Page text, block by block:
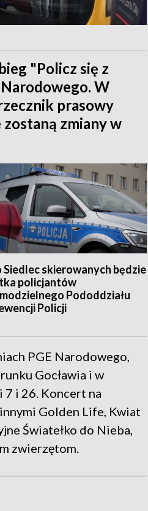
"Policz się z
W
prasowy
zmiany w
Siedlec skierowanych będzie
policjantów
Pododdziału
Policji
PGE Narodowego,
Gocławia i w
i 26. Koncert na
Golden Life, Kwiat
Światełko do Nieba,
zwierzętom.